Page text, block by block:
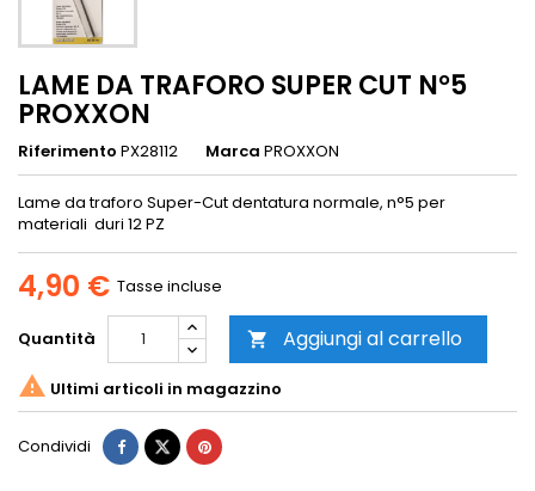
LAME DA TRAFORO SUPER CUT N°5
PROXXON
Riferimento PX28112 Marca PROXXON
Lame da traforo Super-Cut dentatura normale, n°5 per
materiali duri 12 PZ
4,90 € Tasse incluse
Quantità  Aggiungi al carrello
 Ultimi articoli in magazzino
Condividi